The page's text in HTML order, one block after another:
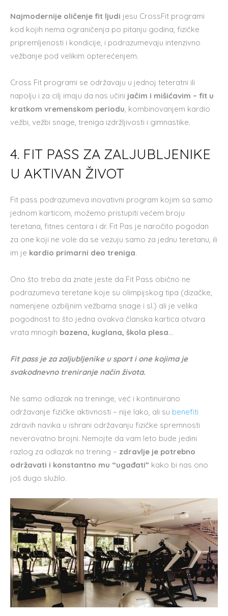
Najmodernije oličenje fit ljudi jesu CrossFit programi
kod kojih nema ograničenja po pitanju godina, fizičke
pripremljenosti i kondicije, i podrazumevaju intenzivno
vežbanje pod velikim opterećenjem.
Cross Fit programi se održavaju u jednoj teteratni ili
napolju i za cilj imaju da nas učini jačim i mišićavim – fit u
kratkom vremenskom periodu, kombinovanjem kardio
vežbi, vežbi snage, treniga izdržljivosti i gimnastike.
4. FIT PASS ZA ZALJUBLJENIKE
U AKTIVAN ŽIVOT
Fit pass podrazumeva inovativni program kojim sa samo
jednom karticom, možemo pristupiti većem broju
teretana, fitnes centara i dr. Fit Pas je naročito pogodan
za one koji ne vole da se vezuju samo za jednu teretanu, ili
im je kardio primarni deo treniga.
Ono što treba da znate jeste da Fit Pass obično ne
podrazumeva teretane koje su olimpijskog tipa (dizačke,
namenjene ozbiljnim vežbama snage i sl.) ali je velika
pogodnost to što jedna ovakva članska kartica otvara
vrata mnogih bazena, kuglana, škola plesa…
Fit pass je za zaljubljenike u sport i one kojima je
svakodnevno treniranje način života.
Ne samo odlazak na treninge, već i kontinuirano
održavanje fizičke aktivnosti – nije lako, ali su benefiti
zdravih navika u ishrani održavanju fizičke spremnosti
neverovatno brojni. Nemojte da vam leto bude jedini
razlog za odlazak na trening – zdravlje je potrebno
održavati i konstantno mu “ugađati” kako bi nas ono
još dugo služilo.